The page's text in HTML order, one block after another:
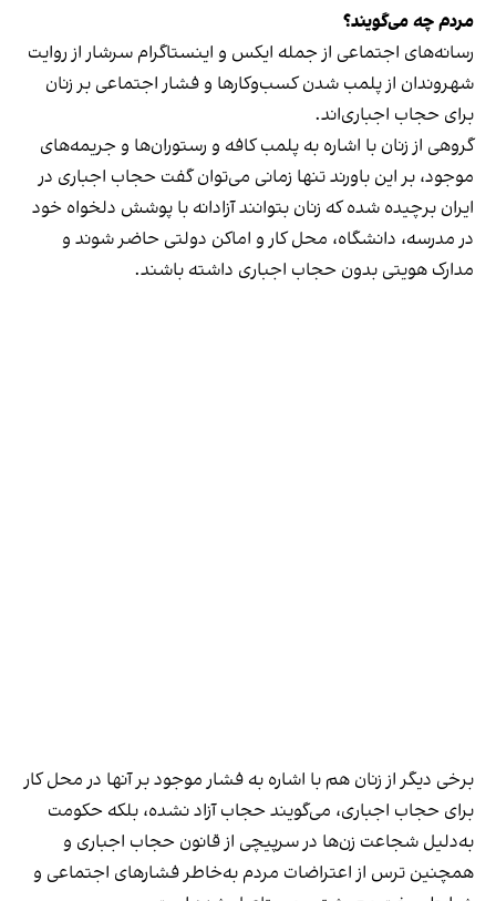
مردم چه می‌گویند؟
رسانه‎‌های اجتماعی از جمله ایکس و اینستاگرام سرشار از روایت
شهروندان از پلمب شدن کسب‌وکارها و فشار اجتماعی بر زنان
برای حجاب اجباری‌اند.
گروهی از زنان با اشاره به پلمب کافه و رستوران‌ها و جریمه‌های
موجود، بر این باورند تنها زمانی می‌توان گفت حجاب اجباری در
ایران برچیده شده که زنان بتوانند آزادانه با پوشش دلخواه خود
در مدرسه، دانشگاه، محل کار و اماکن دولتی حاضر شوند و
مدارک هویتی بدون حجاب اجباری داشته باشند.
برخی دیگر از زنان هم با اشاره به فشار موجود بر آنها در محل کار
برای حجاب اجباری، می‌گویند حجاب آزاد نشده، بلکه حکومت
به‌دلیل شجاعت زن‌ها در سرپیچی از قانون حجاب اجباری و
همچنین ترس از اعتراضات مردم به‌خاطر فشارهای اجتماعی و